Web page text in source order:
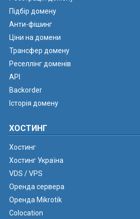
Підбір домену
Анти-фішинг
Ціни на домени
Трансфер домену
Реселлінг доменів
API
Backorder
Історія домену
ХОСТИНГ
Хостинг
Хостинг Україна
VDS / VPS
Оренда сервера
Оренда Mikrotik
Colocation